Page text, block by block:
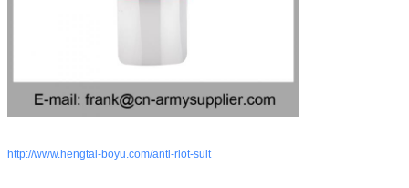
http://www.hengtai-boyu.com/anti-riot-suit